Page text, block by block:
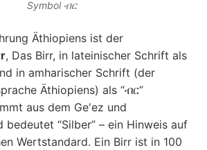
Symbol ብር
Äthiopiens ist der
, Das Birr, in lateinischer Schrift als
in amharischer Schrift (der
Äthiopiens) als “ብር”
aus dem Ge'ez und
bedeutet “Silber” – ein Hinweis auf
Wertstandard. Ein Birr ist in 100